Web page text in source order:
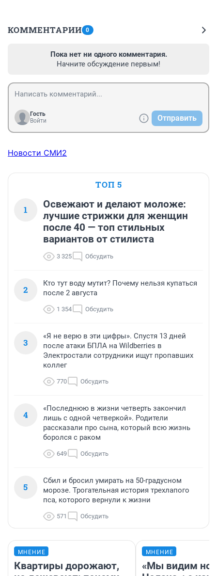
КОММЕНТАРИИ 0
Пока нет ни одного комментария.
Начните обсуждение первым!
Гость
Войти
Отправить
Новости СМИ2
ТОП 5
1
Освежают и делают моложе:
лучшие стрижки для женщин
после 40 — топ стильных
вариантов от стилиста
3 325 Обсудить
2
Кто тут воду мутит? Почему нельзя купаться
после 2 августа
1 354 Обсудить
3
«Я не верю в эти цифры». Спустя 13 дней
после атаки БПЛА на Wildberries в
Электростали сотрудники ищут пропавших
коллег
770 Обсудить
4
«Последнюю в жизни четверть закончил
лишь с одной четверкой». Родители
рассказали про сына, который всю жизнь
боролся с раком
649 Обсудить
5
Сбил и бросил умирать на 50-градусном
морозе. Трогательная история трехлапого
пса, которого вернули к жизни
571 Обсудить
МНЕНИЕ
Квартиры дорожают,
МНЕНИЕ
«Мы видим